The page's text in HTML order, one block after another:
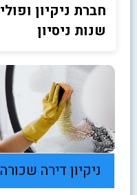
שנות ניסיון
ניקיון דירה שכורה